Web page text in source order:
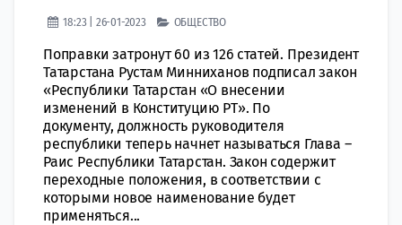
18:23 | 26-01-2023 ОБЩЕСТВО
Поправки затронут 60 из 126 статей. Президент
Татарстана Рустам Минниханов подписал закон
«Республики Татарстан «О внесении
изменений в Конституцию РТ». По
документу, должность руководителя
республики теперь начнет называться Глава –
Раис Республики Татарстан. Закон содержит
переходные положения, в соответствии с
которыми новое наименование будет
применяться...